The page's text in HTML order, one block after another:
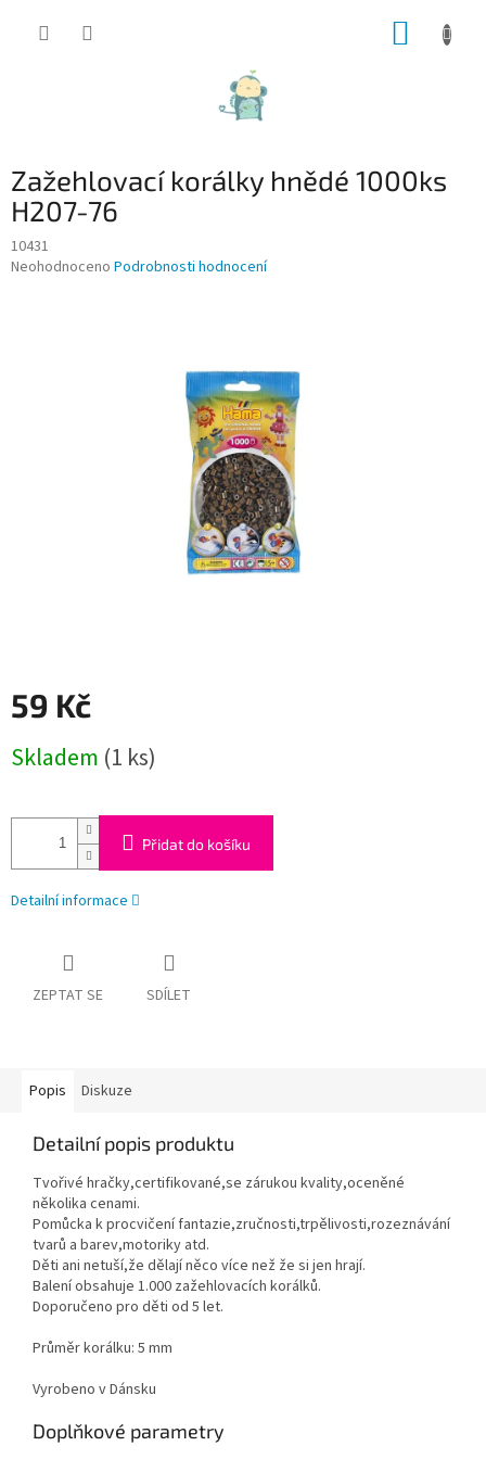
Zažehlovací korálky hnědé 1000ks
H207-76
10431
Průměrné
Neohodnoceno Podrobnosti hodnocení
59 Kč
cena:
Skladem (1 ks)
Přidat do košíku
Detailní informace
ZEPTAT SE SDÍLET
Popis Diskuze
Detailní popis produktu
Tvořivé hračky,certifikované,se zárukou kvality,oceněné
několika cenami.
Pomůcka k procvičení fantazie,zručnosti,trpělivosti,rozeznávání
tvarů a barev,motoriky atd.
Děti ani netuší,že dělají něco více než že si jen hrají.
Balení obsahuje 1.000 zažehlovacích korálků.
Doporučeno pro děti od 5 let.
Průměr korálku: 5 mm
Vyrobeno v Dánsku
Doplňkové parametry